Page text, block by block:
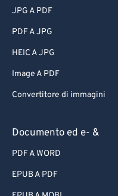
JPG A PDF
PDF A JPG
HEIC A JPG
Image A PDF
Convertitore di immagini
Documento ed e- &
PDF A WORD
EPUB A PDF